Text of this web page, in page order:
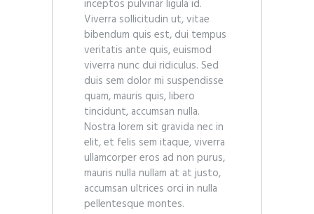
inceptos pulvinar ligula id.
Viverra sollicitudin ut, vitae
bibendum quis est, dui tempus
veritatis ante quis, euismod
viverra nunc dui ridiculus. Sed
duis sem dolor mi suspendisse
quam, mauris quis, libero
tincidunt, accumsan nulla.
Nostra lorem sit gravida nec in
elit, et felis sem itaque, viverra
ullamcorper eros ad non purus,
mauris nulla nullam at at justo,
accumsan ultrices orci in nulla
pellentesque montes.